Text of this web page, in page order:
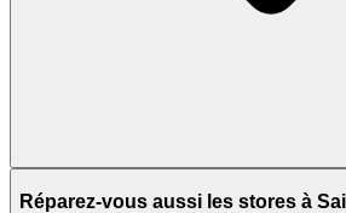
Réparez-vous aussi les stores à